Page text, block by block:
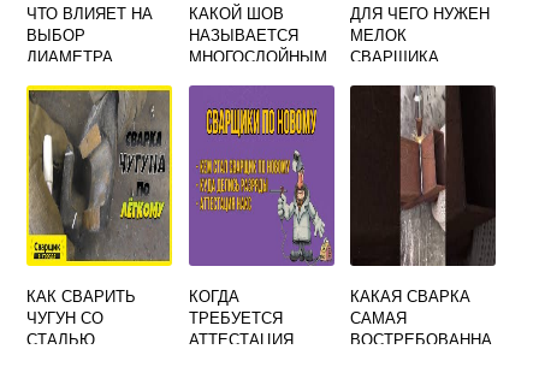
ЧТО ВЛИЯЕТ НА
ВЫБОР
ДИАМЕТРА
ВЕЛИЧИНЫ
СВАРОЧНОГО
ТОКА
КАКОЙ ШОВ
НАЗЫВАЕТСЯ
МНОГОСЛОЙНЫМ
ДЛЯ ЧЕГО НУЖЕН
МЕЛОК
СВАРЩИКА
КАК СВАРИТЬ
ЧУГУН СО
СТАЛЬЮ
КОГДА
ТРЕБУЕТСЯ
АТТЕСТАЦИЯ
КАКАЯ СВАРКА
САМАЯ
ВОСТРЕБОВАННА